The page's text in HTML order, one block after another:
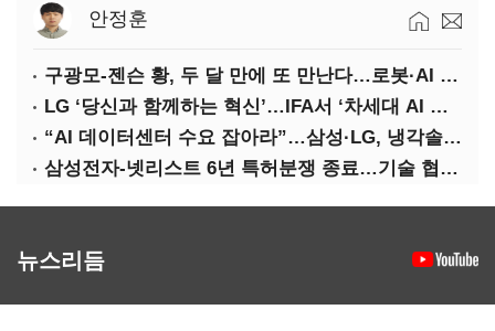
안정훈
구광모-젠슨 황, 두 달 만에 또 만난다…로봇·AI 등 논의
LG ‘당신과 함께하는 혁신’…IFA서 ‘차세대 AI 홈’ 비전 공개
“AI 데이터센터 수요 잡아라”…삼성·LG, 냉각솔루션 속도전
삼성전자-넷리스트 6년 특허분쟁 종료…기술 협력 확대 합의
뉴스리듬